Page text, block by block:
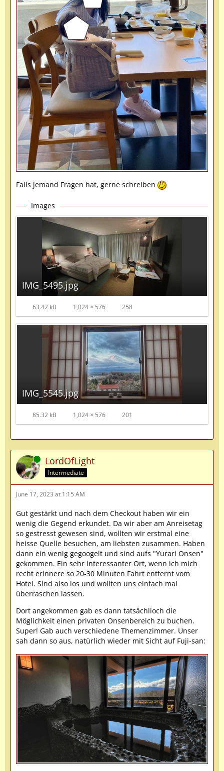
Falls jemand Fragen hat, gerne schreiben
Images
IMG_5495.jpg
63.42 kB 1,024 × 576 258
IMG_5545.jpg
85.32 kB 1,024 × 576 201
Online LordOfLight
Intermediate
June 17, 2023 at 1:15 AM
Gut gestärkt und nach dem Checkout haben wir ein
wenig die Gegend erkundet. Da wir aber am Anreisetag
so gestresst gewesen sind, wollten wir erstmal eine
heisse Quelle besuchen, am liebsten zusammen. Haben
dann ein wenig gegoogelt und sind aufs "Yurari Onsen"
gekommen. Ein sehr interessanter Ort, wenn ich mich
recht erinnere so 20-30 Minuten Fahrt entfernt vom
Hotel. Sind also los und wollten uns einfach mal
überraschen lassen.
Dort angekommen gab es dann tatsächlioch die
Möglichkeit einen privaten Onsenbereich zu buchen.
Super! Gab auch verschiedene Themenzimmer. Unser
sah dann so aus, natürlich wieder mit Sicht auf Fuji-san: